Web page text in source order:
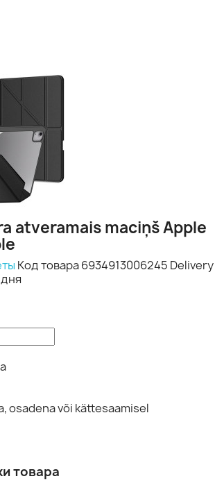
atveramais maciņš Apple
Код товара6934913006245 Delivery
osadena või kättesaamisel
товара